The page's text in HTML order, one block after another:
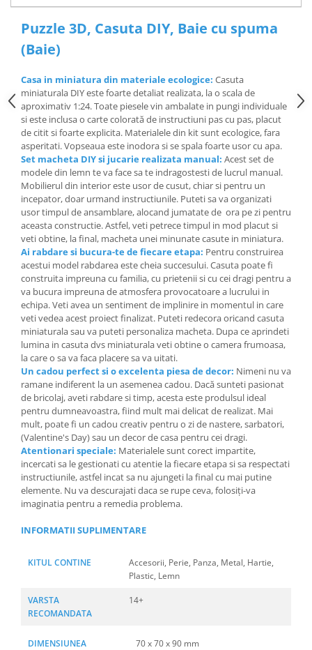
Puzzle 3D, Casuta DIY, Baie cu spuma
(Baie)
Casa in miniatura din materiale ecologice: Casuta
miniaturala DIY este foarte detaliat realizata, la o scala de
aproximativ 1:24. Toate piesele vin ambalate in pungi individuale
si este inclusa o carte colorată de instructiuni pas cu pas, placut
de citit si foarte explicita. Materialele din kit sunt ecologice, fara
asperitati. Vopseaua este inodora si se spala foarte usor cu apa.
Set macheta DIY si jucarie realizata manual: Acest set de
modele din lemn te va face sa te indragostesti de lucrul manual.
Mobilierul din interior este usor de cusut, chiar si pentru un
incepator, doar urmand instructiunile. Puteti sa va organizati
usor timpul de ansamblare, alocand jumatate de ora pe zi pentru
aceasta constructie. Astfel, veti petrece timpul in mod placut si
veti obtine, la final, macheta unei minunate casute in miniatura.
Ai rabdare si bucura-te de fiecare etapa: Pentru construirea
acestui model rabdarea este cheia succesului. Casuta poate fi
construita impreuna cu familia, cu prietenii si cu cei dragi pentru a
va bucura impreuna de atmosfera provocatoare a lucrului in
echipa. Veti avea un sentiment de implinire in momentul in care
veti vedea acest proiect finalizat. Puteti redecora oricand casuta
miniaturala sau va puteti personaliza macheta. Dupa ce aprindeti
lumina in casuta dvs miniaturala veti obtine o camera frumoasa,
la care o sa va faca placere sa va uitati.
Un cadou perfect si o excelenta piesa de decor: Nimeni nu va
ramane indiferent la un asemenea cadou. Dacă sunteti pasionat
de bricolaj, aveti rabdare si timp, acesta este produlsul ideal
pentru dumneavoastra, fiind mult mai delicat de realizat. Mai
mult, poate fi un cadou creativ pentru o zi de nastere, sarbatori,
(Valentine's Day) sau un decor de casa pentru cei dragi.
Atentionari speciale: Materialele sunt corect impartite,
incercati sa le gestionati cu atentie la fiecare etapa si sa respectati
instructiunile, astfel incat sa nu ajungeti la final cu mai putine
elemente. Nu va descurajati daca se rupe ceva, folosiți-va
imaginatia pentru a remedia problema.
INFORMATII SUPLIMENTARE
KITUL CONTINE
Accesorii, Perie, Panza, Metal, Hartie,
Plastic, Lemn
VARSTA
RECOMANDATA
14+
DIMENSIUNEA
70 x 70 x 90 mm